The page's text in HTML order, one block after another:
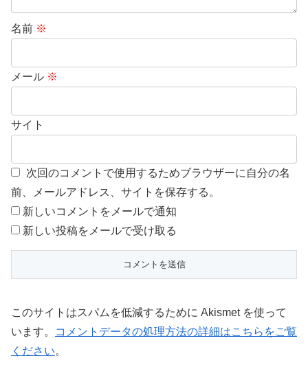
名前 ※
メール ※
サイト
次回のコメントで使用するためブラウザーに自分の名
前、メールアドレス、サイトを保存する。
新しいコメントをメールで通知
新しい投稿をメールで受け取る
このサイトはスパムを低減するために Akismet を使って
います。
コメントデータの処理方法の詳細はこちらをご覧
ください。